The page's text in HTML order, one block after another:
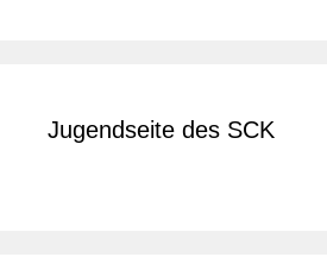
Jugendseite des SCK